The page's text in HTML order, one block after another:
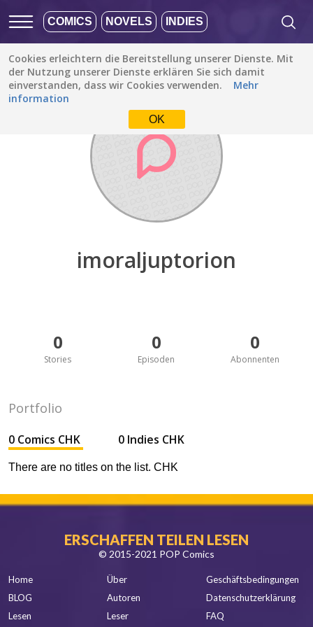
COMICS NOVELS INDIES
Cookies erleichtern die Bereitstellung unserer Dienste. Mit
der Nutzung unserer Dienste erklären Sie sich damit
einverstanden, dass wir Cookies verwenden.
Mehr
information
OK
Entdecken / imoraljuptorion
imoraljuptorion
0
Stories
0
Episoden
0
Abonnenten
Portfolio
0 Comics CHK 0 Indies CHK
There are no titles on the list. CHK
ERSCHAFFEN TEILEN LESEN
© 2015-2021 POP Comics
Home
BLOG
Lesen
Über
Autoren
Leser
Geschäftsbedingungen
Datenschutzerklärung
FAQ